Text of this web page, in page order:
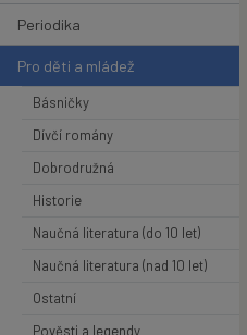
Periodika
Pro děti a mládež
Básničky
Dívčí romány
Dobrodružná
Historie
Naučná literatura (do 10 let)
Naučná literatura (nad 10 let)
Ostatní
Pověsti a legendy